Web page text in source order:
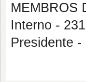
MEMBROS
Interno -
Presidente